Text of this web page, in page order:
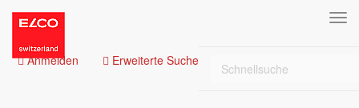
Anmelden Erweiterte Suche(current)